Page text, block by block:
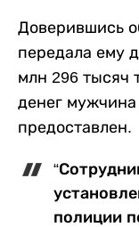
Доверившись
передала ему
млн 296 тысяч
денег
предоставлен.
полиции